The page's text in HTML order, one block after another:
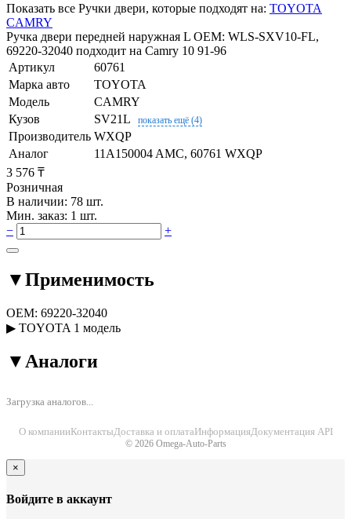
Показать все Ручки двери, которые подходят на: TOYOTA
CAMRY
Ручка двери передней наружная L OEM: WLS-SXV10-FL,
69220-32040 подходит на Camry 10 91-96
Артикул
60761
Марка авто
TOYOTA
Модель
CAMRY
Кузов
SV21L показать ещё (4)
Производитель WXQP
Аналог
11A150004 AMC, 60761 WXQP
3 576 ₸
Розничная
В наличии: 78 шт.
Мин. заказ: 1 шт.
−
+
▼Применимость
OEM: 69220-32040
▶ TOYOTA 1 модель
▼ Аналоги
Загрузка аналогов...
О компанииКонтактыДоставка и оплатаИнформацияДокументация API
© 2026 Omega-Auto-Parts
×
Войдите в аккаунт